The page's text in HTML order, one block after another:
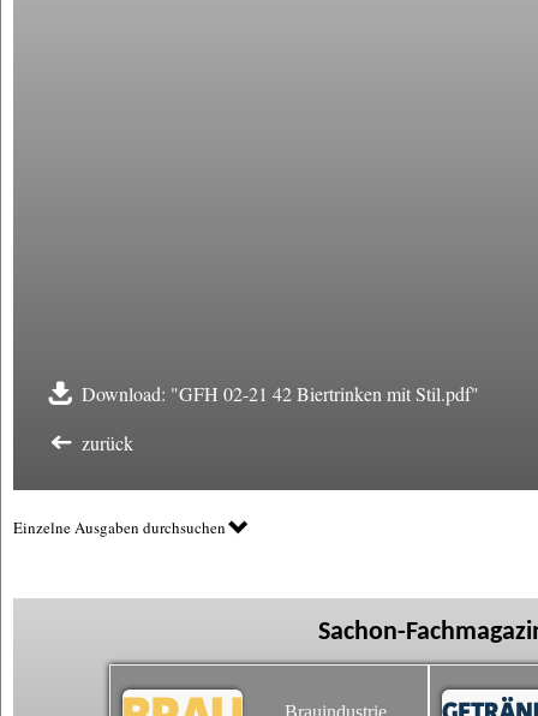
Download: "GFH 02-21 42 Biertrinken mit Stil.pdf"
zurück
Einzelne Ausgaben durchsuchen
Sachon-
Brauindustrie